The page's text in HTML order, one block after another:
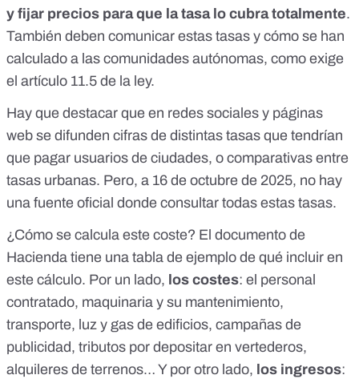
y fijar precios para que la tasa lo cubra totalmente.
También deben comunicar estas tasas y cómo se han
calculado a las comunidades autónomas, como exige
el artículo 11.5 de la ley.
Hay que destacar que en redes sociales y páginas
web se difunden cifras de distintas tasas que tendrían
que pagar usuarios de ciudades, o comparativas entre
tasas urbanas. Pero, a 16 de octubre de 2025, no hay
una fuente oficial donde consultar todas estas tasas.
¿Cómo se calcula este coste? El documento de
Hacienda tiene una tabla de ejemplo de qué incluir en
este cálculo. Por un lado, los costes: el personal
contratado, maquinaria y su mantenimiento,
transporte, luz y gas de edificios, campañas de
publicidad, tributos por depositar en vertederos,
alquileres de terrenos… Y por otro lado, los ingresos: